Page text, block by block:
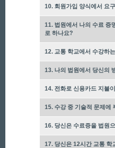
10. 회원가입 양식에서 요
11. 법원에서 나의 수료 증
로 하나요?
12. 교통 학교에서 수강하
13. 나의 법원에서 당신의
14. 전화로 신용카드 지불
15. 수강 중 기술적 문제에
16. 당신은 수료증을 법원
17. 당신은 12시간 교통 학